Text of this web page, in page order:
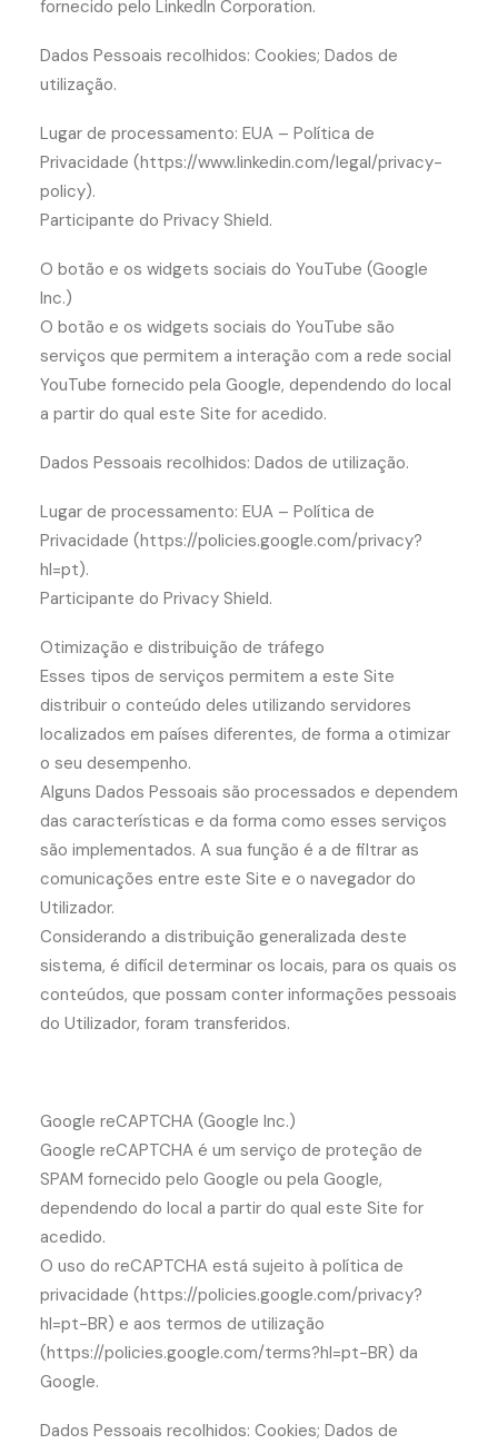
fornecido pelo LinkedIn Corporation.
Dados Pessoais recolhidos: Cookies; Dados de
utilização.
Lugar de processamento: EUA – Política de
Privacidade (https://www.linkedin.com/legal/privacy-
policy).
Participante do Privacy Shield.
O botão e os widgets sociais do YouTube (Google
Inc.)
O botão e os widgets sociais do YouTube são
serviços que permitem a interação com a rede social
YouTube fornecido pela Google, dependendo do local
a partir do qual este Site for acedido.
Dados Pessoais recolhidos: Dados de utilização.
Lugar de processamento: EUA – Política de
Privacidade (https://policies.google.com/privacy?
hl=pt).
Participante do Privacy Shield.
Otimização e distribuição de tráfego
Esses tipos de serviços permitem a este Site
distribuir o conteúdo deles utilizando servidores
localizados em países diferentes, de forma a otimizar
o seu desempenho.
Alguns Dados Pessoais são processados e dependem
das características e da forma como esses serviços
são implementados. A sua função é a de filtrar as
comunicações entre este Site e o navegador do
Utilizador.
Considerando a distribuição generalizada deste
sistema, é difícil determinar os locais, para os quais os
conteúdos, que possam conter informações pessoais
do Utilizador, foram transferidos.
Google reCAPTCHA (Google Inc.)
Google reCAPTCHA é um serviço de proteção de
SPAM fornecido pelo Google ou pela Google,
dependendo do local a partir do qual este Site for
acedido.
O uso do reCAPTCHA está sujeito à política de
privacidade (https://policies.google.com/privacy?
hl=pt-BR) e aos termos de utilização
(https://policies.google.com/terms?hl=pt-BR) da
Google.
Dados Pessoais recolhidos: Cookies; Dados de